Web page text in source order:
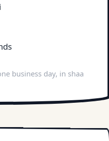
business day, in shaa